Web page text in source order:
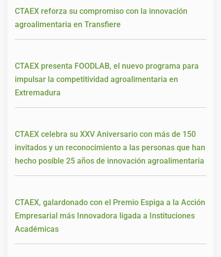
CTAEX reforza su compromiso con la innovación
agroalimentaria en Transfiere
CTAEX presenta FOODLAB, el nuevo programa para
impulsar la competitividad agroalimentaria en
Extremadura
CTAEX celebra su XXV Aniversario con más de 150
invitados y un reconocimiento a las personas que han
hecho posible 25 años de innovación agroalimentaria
CTAEX, galardonado con el Premio Espiga a la Acción
Empresarial más Innovadora ligada a Instituciones
Académicas